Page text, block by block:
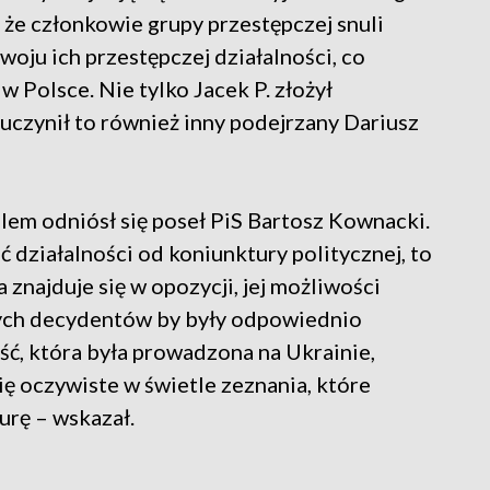
członkowie grupy przestępczej snuli
ich przestępczej działalności, co
Nie tylko Jacek P. złożył
to również inny podejrzany Dariusz
odniósł się poseł PiS Bartosz Kownacki.
działalności od koniunktury politycznej, to
znajduje się w opozycji, jej możliwości
decydentów by były odpowiednio
która była prowadzona na Ukrainie,
oczywiste w świetle zeznania, które
– wskazał.